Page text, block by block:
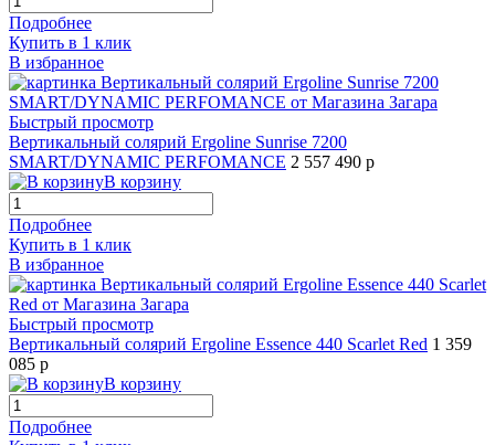
Подробнее
Купить в 1 клик
В избранное
Быстрый просмотр
Вертикальный солярий Ergoline Sunrise 7200
SMART/DYNAMIC PERFOMANCE 2 557 490 р
В корзину
Подробнее
Купить в 1 клик
В избранное
Быстрый просмотр
Вертикальный солярий Ergoline Essence 440 Scarlet Red 1 359
085 р
В корзину
Подробнее